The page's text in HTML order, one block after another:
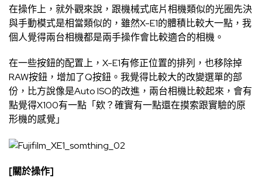
在操作上，就外觀來說，跟機械式底片相機類似的光圈先決
與手動模式是相當類似的，雖然X-E1的體積比較大一點，我
個人覺得兩台相機都是兩手操作會比較適合的相機。
在一些按鈕的配置上，X-E1有修正位置的排列，也移除掉
RAW按鈕，增加了Q按鈕。我覺得比較大的改變選單的部
份，比方說像是Auto ISO的改進，兩台相機比較起來，會有
點覺得X100有一點「欸？確實有一點還在摸索跟實驗的原
形機的感覺」
[關於操作]